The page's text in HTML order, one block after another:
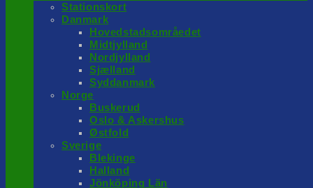
Stationskort
Danmark
Hovedstadsområedet
Midtjylland
Nordjylland
Sjælland
Syddanmark
Norge
Buskerud
Oslo & Askershus
Østfold
Sverige
Blekinge
Halland
Jönköping Län